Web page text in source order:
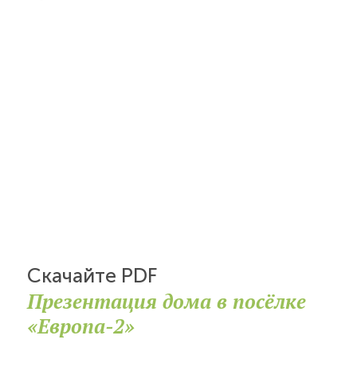
Скачайте PDF
Презентация дома в посёлке
«Европа-2»